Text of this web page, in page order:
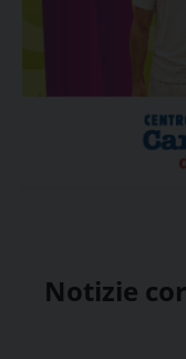
Notizie